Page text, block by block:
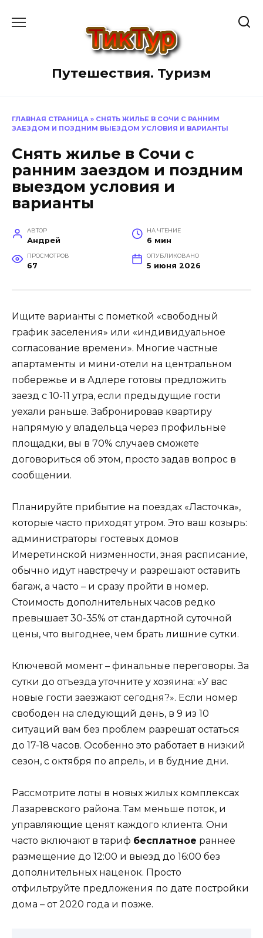
Путешествия. Туризм
ГЛАВНАЯ СТРАНИЦА » СНЯТЬ ЖИЛЬЕ В СОЧИ С РАННИМ
ЗАЕЗДОМ И ПОЗДНИМ ВЫЕЗДОМ УСЛОВИЯ И ВАРИАНТЫ
Снять жилье в Сочи с
ранним заездом и поздним
выездом условия и
варианты
АВТОР
Андрей
НА ЧТЕНИЕ
6 мин
ПРОСМОТРОВ
67
ОПУБЛИКОВАНО
5 июня 2026
Ищите варианты с пометкой «свободный
график заселения» или «индивидуальное
согласование времени». Многие частные
апартаменты и мини-отели на центральном
побережье и в Адлере готовы предложить
заезд с 10-11 утра, если предыдущие гости
уехали раньше. Забронировав квартиру
напрямую у владельца через профильные
площадки, вы в 70% случаев сможете
договориться об этом, просто задав вопрос в
сообщении.
Планируйте прибытие на поездах «Ласточка»,
которые часто приходят утром. Это ваш козырь:
администраторы гостевых домов
Имеретинской низменности, зная расписание,
обычно идут навстречу и разрешают оставить
багаж, а часто – и сразу пройти в номер.
Стоимость дополнительных часов редко
превышает 30-35% от стандартной суточной
цены, что выгоднее, чем брать лишние сутки.
Ключевой момент – финальные переговоры. За
сутки до отъезда уточните у хозяина: «У вас
новые гости заезжают сегодня?». Если номер
свободен на следующий день, в 9 из 10
ситуаций вам без проблем разрешат остаться
до 17-18 часов. Особенно это работает в низкий
сезон, с октября по апрель, и в будние дни.
Рассмотрите лоты в новых жилых комплексах
Лазаревского района. Там меньше поток, и
управляющие ценят каждого клиента. Они
часто включают в тариф бесплатное раннее
размещение до 12:00 и выезд до 16:00 без
дополнительных наценок. Просто
отфильтруйте предложения по дате постройки
дома – от 2020 года и позже.